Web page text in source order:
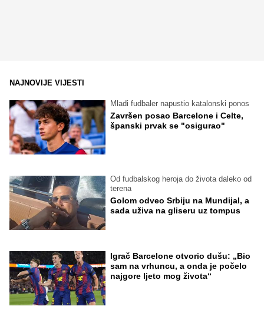
NAJNOVIJE VIJESTI
Mladi fudbaler napustio katalonski ponos
Završen posao Barcelone i Celte,
španski prvak se "osigurao"
Od fudbalskog heroja do života daleko od
terena
Golom odveo Srbiju na Mundijal, a
sada uživa na gliseru uz tompus
Igrač Barcelone otvorio dušu: „Bio
sam na vrhuncu, a onda je počelo
najgore ljeto mog života“